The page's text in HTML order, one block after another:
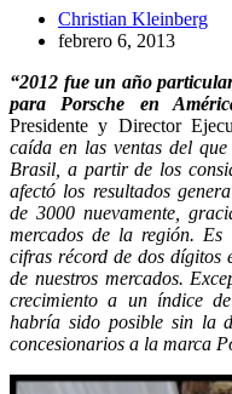
Christian Kleinberg
febrero 6, 2013
“2012 fue un año
para Porsche en
Presidente y Director
caída en las ventas del que
Brasil, a partir de los
afectó los resultados
de 3000 nuevamente,
mercados de la región.
cifras récord de dos dígitos
de nuestros mercados.
crecimiento a un índice
habría sido posible sin la
concesionarios a la marca